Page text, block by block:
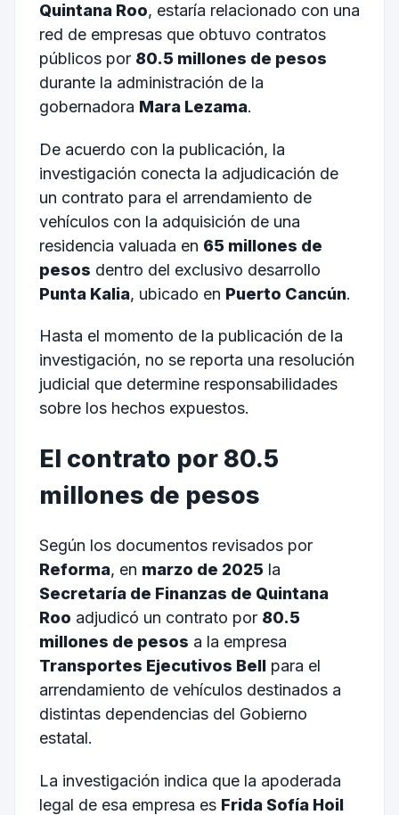
Quintana Roo, estaría relacionado con una
red de empresas que obtuvo contratos
públicos por 80.5 millones de pesos
durante la administración de la
gobernadora Mara Lezama.
De acuerdo con la publicación, la
investigación conecta la adjudicación de
un contrato para el arrendamiento de
vehículos con la adquisición de una
residencia valuada en 65 millones de
pesos dentro del exclusivo desarrollo
Punta Kalia, ubicado en Puerto Cancún.
Hasta el momento de la publicación de la
investigación, no se reporta una resolución
judicial que determine responsabilidades
sobre los hechos expuestos.
El contrato por 80.5
millones de pesos
Según los documentos revisados por
Reforma, en marzo de 2025 la
Secretaría de Finanzas de Quintana
Roo adjudicó un contrato por 80.5
millones de pesos a la empresa
Transportes Ejecutivos Bellpara el
arrendamiento de vehículos destinados a
distintas dependencias del Gobierno
estatal.
La investigación indica que la apoderada
legal de esa empresa es Frida Sofía Hoil